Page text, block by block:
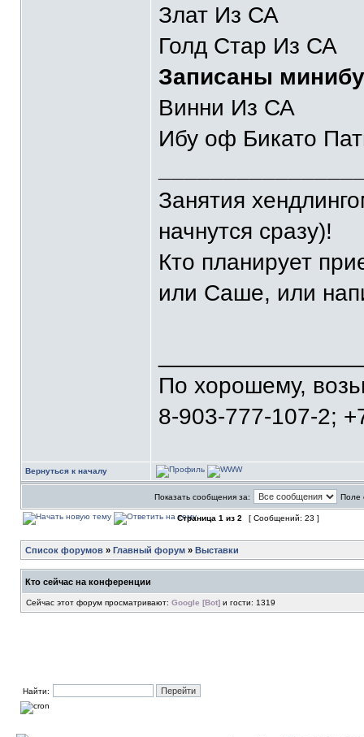
Злат Из СА
Голд Стар Из СА
Записаны
Винни Из СА
Ибу оф Бикато
Занятия
начнутся сразу)!
Кто планирует
или Саше, или
По хорошему,
8-903-777-107-2;
Вернуться к началу
Показать сообщения за: Поле
Страница 1 из 2 [ Сообщений: 23 ]
Список форумов » Главный форум » Выставки
Кто сейчас на конференции
Сейчас этот форум просматривают: Google [Bot] и гости: 1319
Найти: